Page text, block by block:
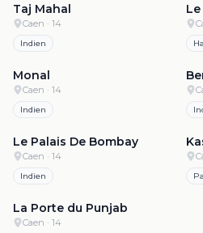
Taj Mahal
Caen · 14
Indien
Monal
Caen · 14
Indien
Le Palais De Bombay
Caen · 14
Indien
La Porte du Punjab
Caen · 14